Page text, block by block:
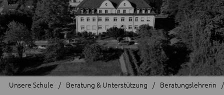
Unsere Schule Beratung & Unterstützung Beratungslehrerin